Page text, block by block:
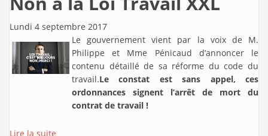
Lundi 4 septembre 2017
Le gouvernement vient par la voix de M.
Philippe et Mme Pénicaud d’annoncer le
contenu détaillé de sa réforme du code du
travail.Le constat est sans appel, ces
ordonnances signent l’arrêt de mort du
contrat de travail !
Lire la suite